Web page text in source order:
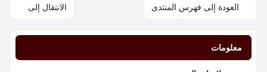
العودة إلى فهرس المنتدى الانتقال إلى
معلومات